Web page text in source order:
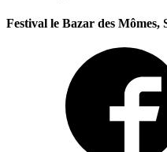
Festival le Bazar des Mômes,